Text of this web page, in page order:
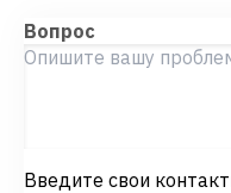
Вопрос
Введите свои